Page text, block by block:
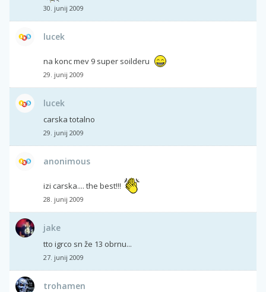
30. junij 2009
lucek
na konc mev 9 super soilderu
29. junij 2009
lucek
carska totalno
29. junij 2009
anonimous
izi carska.... the best!!!
28. junij 2009
jake
tto igrco sn že 13 obrnu...
27. junij 2009
trohamen